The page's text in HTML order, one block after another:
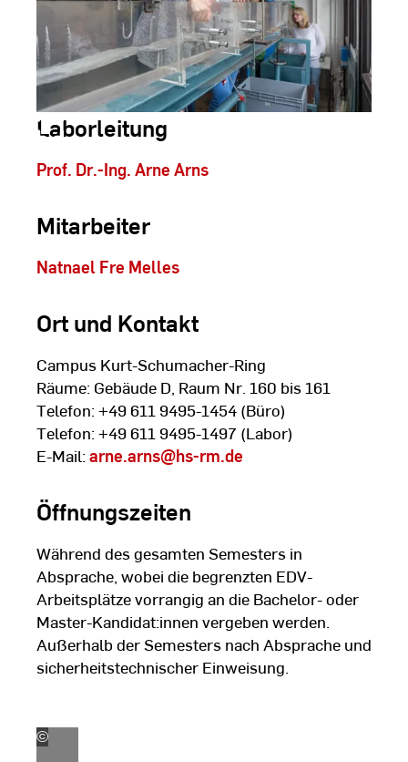
Laborleitung
Prof. Dr.-Ing. Arne Arns
Mitarbeiter
Natnael Fre Melles
Ort und Kontakt
Campus Kurt-Schumacher-Ring
Räume: Gebäude D, Raum Nr. 160 bis 161
Telefon: +49 611 9495-1454 (Büro)
Telefon: +49 611 9495-1497 (Labor)
E-Mail: arne.arns@hs-rm.de
Öffnungszeiten
Während des gesamten Semesters in
Absprache, wobei die begrenzten EDV-
Arbeitsplätze vorrangig an die Bachelor- oder
Master-Kandidat:innen vergeben werden.
Außerhalb der Semesters nach Absprache und
sicherheitstechnischer Einweisung.
©
Kompetenzzentrum